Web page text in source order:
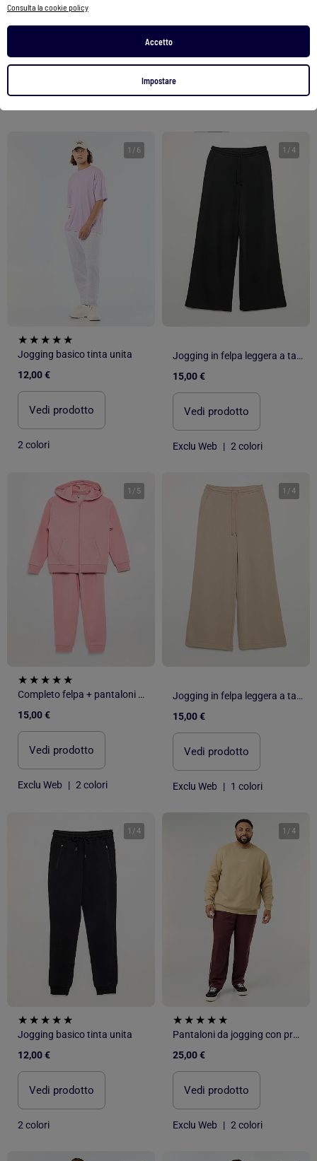
Consulta la cookie policy
Accetto
Impostare
1 / 6
Jogging basico tinta unita
12,00 €
Vedi prodotto
2 colori
1 /4
Jogging in felpa leggera a taglio ampio - facile da indossare
15,00 €
Vedi prodotto
Exclu Web | 2 colori
1 / 5
Completo felpa + pantaloni da jogging
15,00 €
Vedi prodotto
Exclu Web | 2 colori
1 /4
Jogging in felpa leggera a taglio ampio - facile da indossare
15,00 €
Vedi prodotto
Exclu Web | 1 colori
1 /4
Jogging basico tinta unita
12,00 €
Vedi prodotto
2 colori
1 /4
Pantaloni da jogging con profili a contrasto
25,00 €
Vedi prodotto
Exclu Web | 2 colori